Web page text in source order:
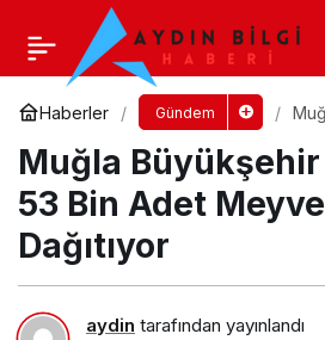
Haberler Gündem
Muğla
53 Bin Adet
Dağıtıyor
aydin tarafından yayınlandı
DeFacto, Aile ve Sosyal
İş Birliğinde Deprem
Devam Ediyor
Paylaş